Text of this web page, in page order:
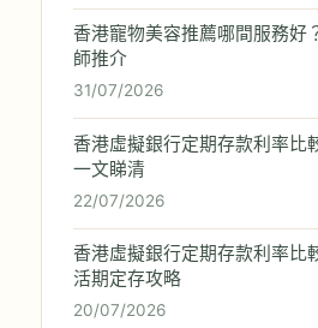
香港寵物美容推薦哪間服務好
師推介
31/07/2026
香港虛擬銀行定期存款利率比
一文睇清
22/07/2026
香港虛擬銀行定期存款利率比
活期定存攻略
20/07/2026